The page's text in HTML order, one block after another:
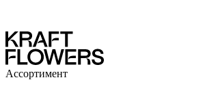
Ассортимент